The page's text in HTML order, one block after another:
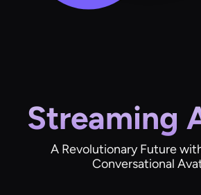
Streaming
A Revolutionary Future
Conversational